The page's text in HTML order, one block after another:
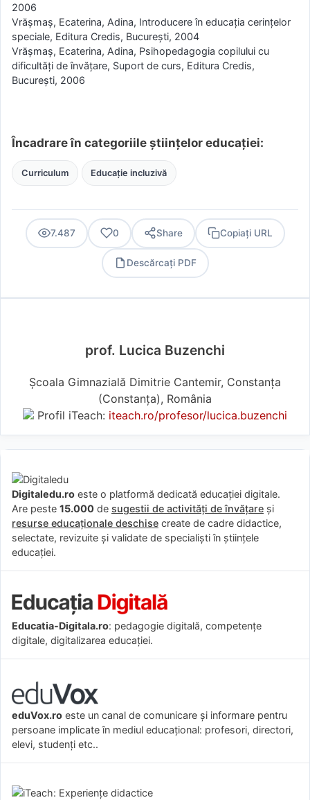
2006
Vrăşmaş, Ecaterina, Adina, Introducere în educaţia cerinţelor
speciale, Editura Credis, Bucureşti, 2004
Vrăşmaş, Ecaterina, Adina, Psihopedagogia copilului cu
dificultăţi de învăţare, Suport de curs, Editura Credis,
Bucureşti, 2006
Încadrare în categoriile științelor educației:
Curriculum Educație incluzivă
7.487 0 Share Copiați URL
Descărcați PDF
prof. Lucica Buzenchi
Școala Gimnazială Dimitrie Cantemir, Constanța
(Constanţa), România
Profil iTeach: iteach.ro/profesor/lucica.buzenchi
Digitaledu.ro este o platformă dedicată educației digitale.
Are peste 15.000 de sugestii de activități de învățare și
resurse educaționale deschise create de cadre didactice,
selectate, revizuite și validate de specialiști în științele
educației.
Educatia-Digitala.ro: pedagogie digitală, competențe
digitale, digitalizarea educației.
eduVox.ro este un canal de comunicare și informare pentru
persoane implicate în mediul educațional: profesori, directori,
elevi, studenți etc..